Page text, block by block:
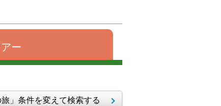
ー
」条件を変えて検索する